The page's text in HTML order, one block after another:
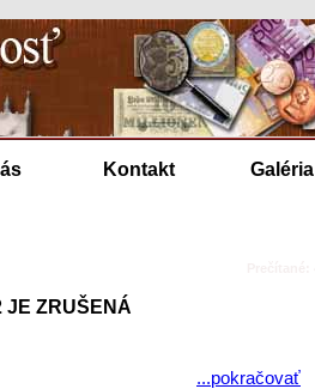
Kontakt Galéria
JE ZRUŠENÁ
...pokračovať